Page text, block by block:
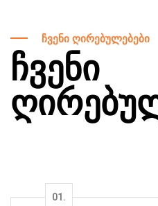
ჩვენი ღირებულებები
ჩვენი